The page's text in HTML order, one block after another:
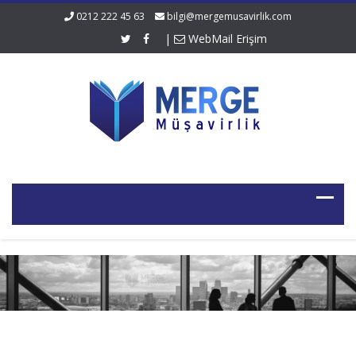
0212 222 45 63 bilgi@mergemusavirlik.com
| WebMail Erişim